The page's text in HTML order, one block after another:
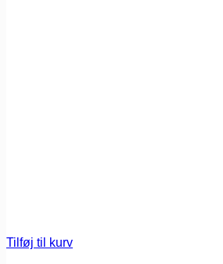
Tilføj til kurv